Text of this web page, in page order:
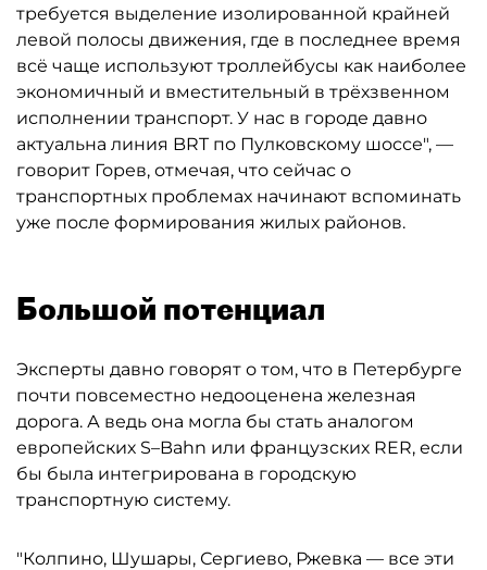
требуется выделение изолированной крайней
левой полосы движения, где в последнее время
всё чаще используют троллейбусы как наиболее
экономичный и вместительный в трёхзвенном
исполнении транспорт. У нас в городе давно
актуальна линия BRT по Пулковскому шоссе", —
говорит Горев, отмечая, что сейчас о
транспортных проблемах начинают вспоминать
уже после формирования жилых районов.
Большой потенциал
Эксперты давно говорят о том, что в Петербурге
почти повсеместно недооценена железная
дорога. А ведь она могла бы стать аналогом
европейских S–Bahn или французских RER, если
бы была интегрирована в городскую
транспортную систему.
"Колпино, Шушары, Сергиево, Ржевка — все эти